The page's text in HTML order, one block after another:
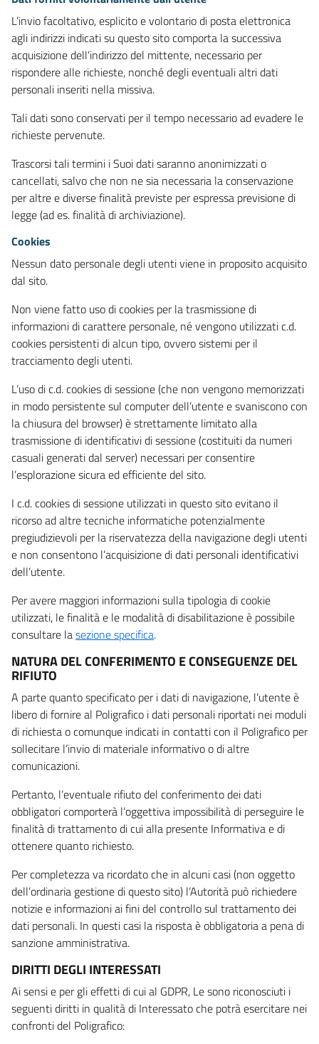
L’invio facoltativo, esplicito e volontario di posta elettronica
agli indirizzi indicati su questo sito comporta la successiva
acquisizione dell’indirizzo del mittente, necessario per
rispondere alle richieste, nonché degli eventuali altri dati
personali inseriti nella missiva.
Tali dati sono conservati per il tempo necessario ad evadere le
richieste pervenute.
Trascorsi tali termini i Suoi dati saranno anonimizzati o
cancellati, salvo che non ne sia necessaria la conservazione
per altre e diverse finalità previste per espressa previsione di
legge (ad es. finalità di archiviazione).
Cookies
Nessun dato personale degli utenti viene in proposito acquisito
dal sito.
Non viene fatto uso di cookies per la trasmissione di
informazioni di carattere personale, né vengono utilizzati c.d.
cookies persistenti di alcun tipo, ovvero sistemi per il
tracciamento degli utenti.
L’uso di c.d. cookies di sessione (che non vengono memorizzati
in modo persistente sul computer dell’utente e svaniscono con
la chiusura del browser) è strettamente limitato alla
trasmissione di identificativi di sessione (costituiti da numeri
casuali generati dal server) necessari per consentire
l’esplorazione sicura ed efficiente del sito.
I c.d. cookies di sessione utilizzati in questo sito evitano il
ricorso ad altre tecniche informatiche potenzialmente
pregiudizievoli per la riservatezza della navigazione degli utenti
e non consentono l’acquisizione di dati personali identificativi
dell’utente.
Per avere maggiori informazioni sulla tipologia di cookie
utilizzati, le finalità e le modalità di disabilitazione è possibile
consultare lasezione specifica.
NATURA DEL CONFERIMENTO E CONSEGUENZE DEL
RIFIUTO
A parte quanto specificato per i dati di navigazione, l’utente è
libero di fornire al Poligrafico i dati personali riportati nei moduli
di richiesta o comunque indicati in contatti con il Poligrafico per
sollecitare l’invio di materiale informativo o di altre
comunicazioni.
Pertanto, l’eventuale rifiuto del conferimento dei dati
obbligatori comporterà l’oggettiva impossibilità di perseguire le
finalità di trattamento di cui alla presente Informativa e di
ottenere quanto richiesto.
Per completezza va ricordato che in alcuni casi (non oggetto
dell’ordinaria gestione di questo sito) l’Autorità può richiedere
notizie e informazioni ai fini del controllo sul trattamento dei
dati personali. In questi casi la risposta è obbligatoria a pena di
sanzione amministrativa.
DIRITTI DEGLI INTERESSATI
Ai sensi e per gli effetti di cui al GDPR, Le sono riconosciuti i
seguenti diritti in qualità di Interessato che potrà esercitare nei
confronti del Poligrafico: